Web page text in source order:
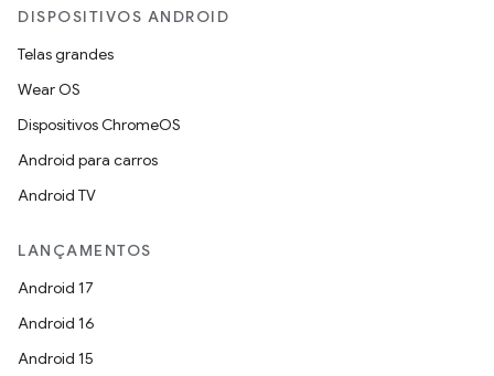
DISPOSITIVOS ANDROID
Telas grandes
Wear OS
Dispositivos ChromeOS
Android para carros
Android TV
LANÇAMENTOS
Android 17
Android 16
Android 15